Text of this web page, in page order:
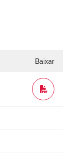
Baixar
WORD